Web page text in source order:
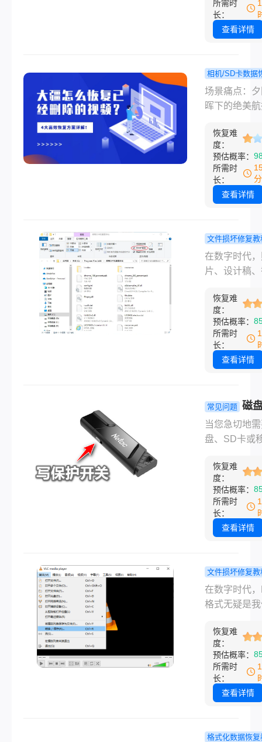
毒攻击导致
结构破坏，
片”。那么视
了怎么修复
文整合9类主
操作到专业
全流程，助
挽救损坏视
所需时
长：
查看详情
相机/SD卡数据
程 大疆怎么
已经删除的
方案详解！
场景痛点：
晖下的绝美
键项目视频
设计的运镜
——因一次误
或设备故障
失。面对大
到绝望？核
知：数据恢
是与时间的
黄金法则——
拍摄或使用
质会显著降
成功率。
恢复难
度：
预估概率：
所需时
长：
查看详情
文件损坏修复教
png图片损
开如何修复
修复方法与
策略！
在数字时代
片、设计稿
PNG格式保
而，当您满
地双击一个
件，却只看
打开此文件”
种挫败感不
喻。 PNG文
无损压缩和
明通道的特
受欢迎，但
因传输错误
介质故障、
溃或不当处
因而损坏。
恢复难
度：
预估概率：
所需时
长：
查看详情
常见问题 磁
保护怎么解
从物理开关
南！
当您急切地
盘、SD卡或
时，系统突
一个令人沮
示——“磁盘
护”，这无疑
小型的数字
据被修改或
安全机制。
时候，它在
意外启用。
盘被写保护
除呢？别担
文将化身您
技术顾问，
为您梳理从
除方法，帮
恢复难
度：
预估概率：
所需时
长：
查看详情
文件损坏修复教
mp4文件损
何修复？一
效修复全攻
在数字时代
格式无疑是
从记录家庭
刻的短视频
关重要的商
示，再到辛
的珍藏影片
而，当你满
恢复难
度：
预估概率：
所需时
长：
查看详情
格式化数据恢复